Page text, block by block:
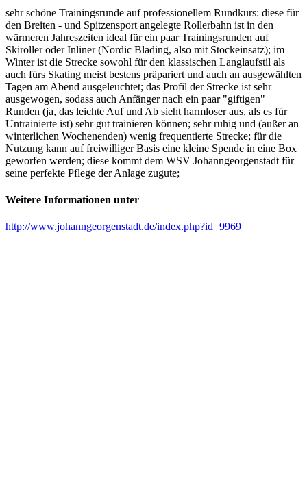
sehr schöne Trainingsrunde auf professionellem Rundkurs: diese für
den Breiten - und Spitzensport angelegte Rollerbahn ist in den
wärmeren Jahreszeiten ideal für ein paar Trainingsrunden auf
Skiroller oder Inliner (Nordic Blading, also mit Stockeinsatz); im
Winter ist die Strecke sowohl für den klassischen Langlaufstil als
auch fürs Skating meist bestens präpariert und auch an ausgewählten
Tagen am Abend ausgeleuchtet; das Profil der Strecke ist sehr
ausgewogen, sodass auch Anfänger nach ein paar "giftigen"
Runden (ja, das leichte Auf und Ab sieht harmloser aus, als es für
Untrainierte ist) sehr gut trainieren können; sehr ruhig und (außer an
winterlichen Wochenenden) wenig frequentierte Strecke; für die
Nutzung kann auf freiwilliger Basis eine kleine Spende in eine Box
geworfen werden; diese kommt dem WSV Johanngeorgenstadt für
seine perfekte Pflege der Anlage zugute;
Weitere Informationen unter
http://www.johanngeorgenstadt.de/index.php?id=9969